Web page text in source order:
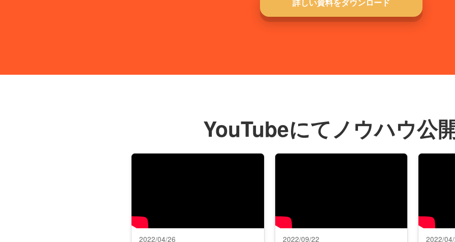
YouTubeにてノウハウ公
2022/04/26 2022/09/22 2022/